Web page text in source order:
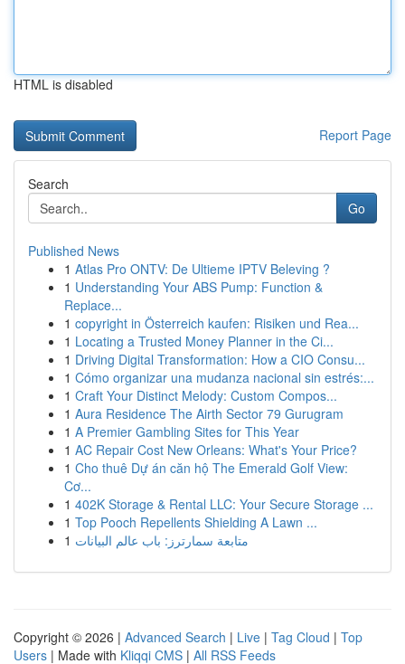
HTML is disabled
Report Page
Search
Go
Published News
1 Atlas Pro ONTV: De Ultieme IPTV Beleving ?
1 Understanding Your ABS Pump: Function &
Replace...
1 copyright in Österreich kaufen: Risiken und Rea...
1 Locating a Trusted Money Planner in the Ci...
1 Driving Digital Transformation: How a CIO Consu...
1 Cómo organizar una mudanza nacional sin estrés:...
1 Craft Your Distinct Melody: Custom Compos...
1 Aura Residence The Airth Sector 79 Gurugram
1 A Premier Gambling Sites for This Year
1 AC Repair Cost New Orleans: What's Your Price?
1 Cho thuê Dự án căn hộ The Emerald Golf View:
Cơ...
1 402K Storage & Rental LLC: Your Secure Storage ...
1 Top Pooch Repellents Shielding A Lawn ...
1 متابعة سمارترز: باب عالم البيانات
Copyright © 2026 | Advanced Search | Live | Tag Cloud | Top
Users | Made with Kliqqi CMS | All RSS Feeds